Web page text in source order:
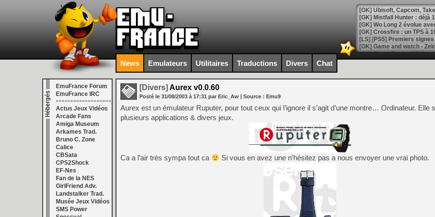
[GK] Mistfall Hunter : déjà
[GK] Wo Long 2 évolue
[GK] Crossfire : un TPS à
[LS] [PS5] Premiers
[Mo5] DOOM arrive en
[GK] Bethesda fête les 30
[GK] Roblox : l'action en
[GK] Agenda - GeForce
[LS] [PS5] ps5-y2jb-
[GK] Pourquoi Marvel
[GK] Test : Restory : Chill
[GK] GTA 6 : Rockstar
[GK] Hot Wheels Infinite
[GK] Mémoire cash -
[GK] Résultats Nintendo :
News Emulateurs Utilitaires Traductions Divers Chat
EmuFrance Forum
EmuFrance IRC
===================
Actus Jeux Vidéos
Arcade Fans
Amiga Museum
Arkames Trad.
Bruno C. Zone
Calice
CBSata
CPS2Shock
EF-Nes
Fan de la NES
GirlFriend Adv.
Landstalker Trad.
Musée Jeux Vidéos
SMS Power
[Divers] Aurex v0.0.60
Posté le 31/08/2003 à 17:31 par Eric_Aw | Source : Emu9
Aurex est un émulateur Ruputer, pour tout ceux qui l’ignore il s’agit d’une montre… Ordinateur. Elle
plusieurs applications & divers jeux.
Ca a l’air très sympa tout ca Si vous en avez une n’hésitez pas a nous envoyer une vrai photo.